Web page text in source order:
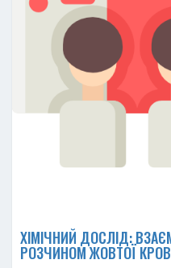
ХІМІЧНИЙ ДОСЛІД:
РОЗЧИНОМ ЖОВТОЇ